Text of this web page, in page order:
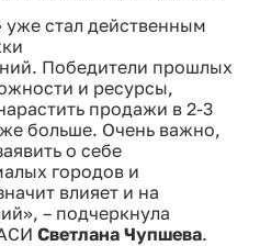
стал действенным
Победители прошлых
и ресурсы,
продажи в 2-3
больше. Очень важно,
о себе
городов и
влияет и на
– подчеркнула
Светлана Чупшева.